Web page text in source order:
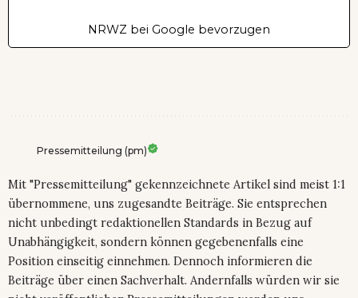
NRWZ bei Google bevorzugen
Pressemitteilung (pm)
Mit "Pressemitteilung" gekennzeichnete Artikel sind meist 1:1
übernommene, uns zugesandte Beiträge. Sie entsprechen
nicht unbedingt redaktionellen Standards in Bezug auf
Unabhängigkeit, sondern können gegebenenfalls eine
Position einseitig einnehmen. Dennoch informieren die
Beiträge über einen Sachverhalt. Andernfalls würden wir sie